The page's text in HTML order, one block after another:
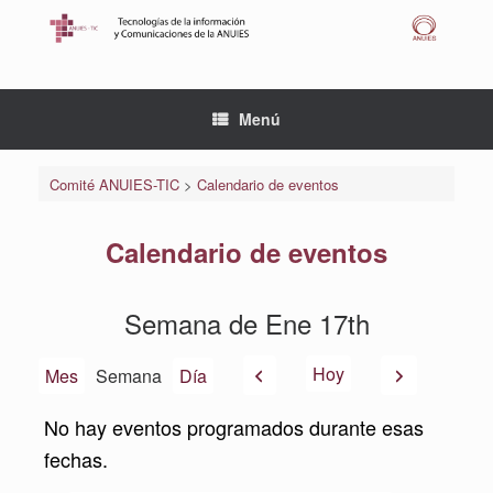
Menú
Comité ANUIES-TIC> Calendario de eventos
Calendario de eventos
Semana de Ene 17th
Mes Semana Día AnteriorHoy Siguiente
No hay eventos programados durante esas
fechas.